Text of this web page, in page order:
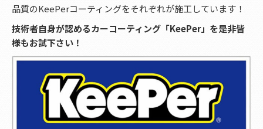
品質のKeePerコーティングをそれぞれが施工しています！
技術者自身が認めるカーコーティング「KeePer」を是非皆
様もお試下さい！